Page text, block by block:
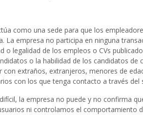
como una sede para que los
La empresa no participa en ninguna
legalidad de los empleos o CVs
o la habilidad de los candidatos de
extraños, extranjeros, menores de
con los que tenga contacto a través
la empresa no puede y no confirma
ni controlamos el comportamiento